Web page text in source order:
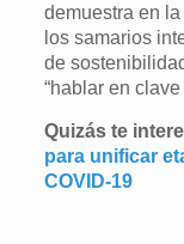
demuestra en
los samarios
de
“hablar en
Quizás te
para unificar
COVID-19